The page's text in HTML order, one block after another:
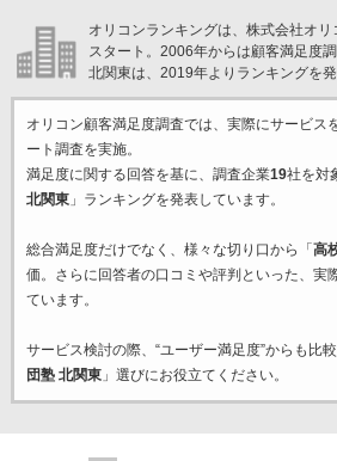
オリコンランキングは、株式会社オ
スタート。2006年からは顧客満足度
北関東は、2019年よりランキングを発
オリコン顧客満足度調査では、実際にサービス
ート調査を実施。
満足度に関する回答を基に、調査企業19社を対
北関東」ランキングを発表しています。
総合満足度だけでなく、様々な切り口から「 高
価。さらに回答者の口コミや評判といった、実
ています。
サービス検討の際、“ユーザー満足度”からも比
団塾 北関東」選びにお役立てください。